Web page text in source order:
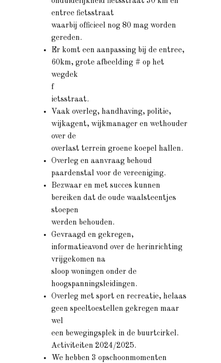
entree fietsstraat
waarbij officieel nog 80 mag worden
gereden.
Er komt een aanpassing bij de entree,
60km, grote afbeelding # op het
wegdek
f
ietsstraat.
Vaak overleg, handhaving, politie,
wijkagent, wijkmanager en wethouder
over de
overlast terrein groene koepel hallen.
Overleg en aanvraag behoud
paardenstal voor de vereeniging.
Bezwaar en met succes kunnen
bereiken dat de oude waalsteentjes
stoepen
werden behouden.
Gevraagd en gekregen,
informatieavond over de herinrichting
vrijgekomen na
sloop woningen onder de
hoogspanningsleidingen.
Overleg met sport en recreatie, helaas
geen speeltoestellen gekregen maar
wel
een bewegingsplek in de buurtcirkel.
Activiteiten 2024/2025.
We hebben 3 opschoonmomenten